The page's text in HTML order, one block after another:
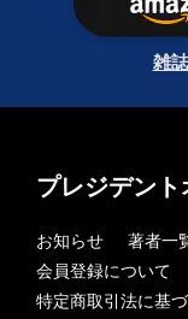
雑
プレジデン
お知らせ 著者一
会員登録について
特定商取引法に基